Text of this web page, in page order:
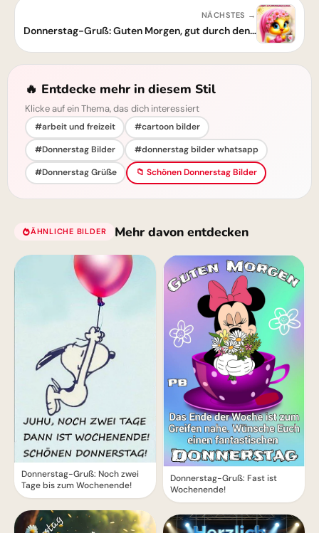
NÄCHSTES →
Donnerstag-Gruß: Guten Morgen, gut durch den Tag!
🔥 Entdecke mehr in diesem Stil
Klicke auf ein Thema, das dich interessiert
#arbeit und freizeit
#cartoon bilder
#Donnerstag Bilder
#donnerstag bilder whatsapp
#Donnerstag Grüße
📁 Schönen Donnerstag Bilder
ÄHNLICHE BILDER Mehr davon entdecken
Donnerstag-Gruß: Noch zwei
Tage bis zum Wochenende!
Donnerstag-Gruß: Fast ist
Wochenende!